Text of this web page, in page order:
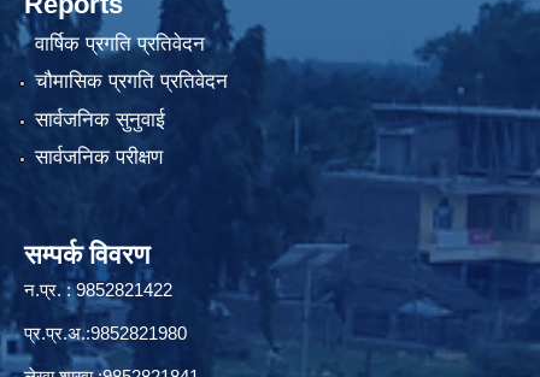
वार्षिक प्रगति प्रतिवेदन
चौमासिक प्रगति प्रतिवेदन
सार्वजनिक सुनुवाई
सार्वजनिक परीक्षण
सम्पर्क विवरण
न.प्र. : 9852821422
प्र.प्र.अ.:9852821980